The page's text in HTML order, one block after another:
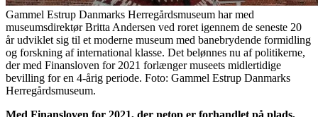
Gammel Estrup Danmarks Herregårdsmuseum har med
museumsdirektør Britta Andersen ved roret igennem de seneste 20
år udviklet sig til et moderne museum med banebrydende formidling
og forskning af international klasse. Det belønnes nu af politikerne,
der med Finansloven for 2021 forlænger museets midlertidige
bevilling for en 4-årig periode. Foto: Gammel Estrup Danmarks
Herregårdsmuseum.